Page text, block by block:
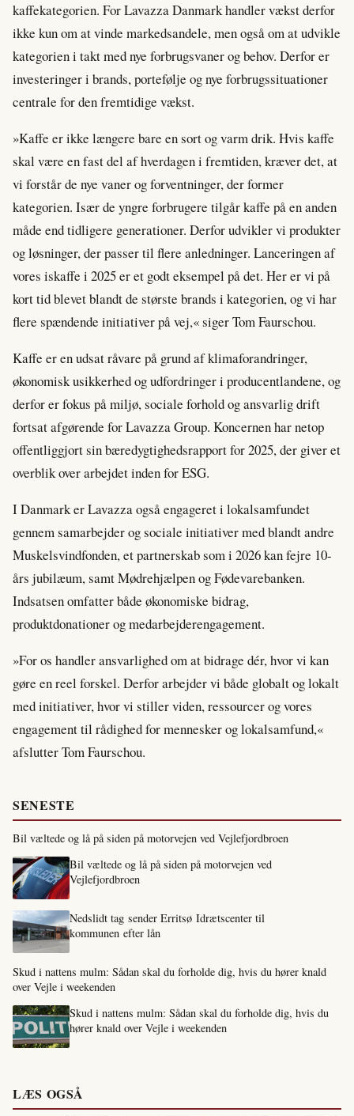
kaffekategorien. For Lavazza Danmark handler vækst derfor
ikke kun om at vinde markedsandele, men også om at udvikle
kategorien i takt med nye forbrugsvaner og behov. Derfor er
investeringer i brands, portefølje og nye forbrugssituationer
centrale for den fremtidige vækst.
»Kaffe er ikke længere bare en sort og varm drik. Hvis kaffe
skal være en fast del af hverdagen i fremtiden, kræver det, at
vi forstår de nye vaner og forventninger, der former
kategorien. Især de yngre forbrugere tilgår kaffe på en anden
måde end tidligere generationer. Derfor udvikler vi produkter
og løsninger, der passer til flere anledninger. Lanceringen af
vores iskaffe i 2025 er et godt eksempel på det. Her er vi på
kort tid blevet blandt de største brands i kategorien, og vi har
flere spændende initiativer på vej,« siger Tom Faurschou.
Kaffe er en udsat råvare på grund af klimaforandringer,
økonomisk usikkerhed og udfordringer i producentlandene, og
derfor er fokus på miljø, sociale forhold og ansvarlig drift
fortsat afgørende for Lavazza Group. Koncernen har netop
offentliggjort sin bæredygtighedsrapport for 2025, der giver et
overblik over arbejdet inden for ESG.
I Danmark er Lavazza også engageret i lokalsamfundet
gennem samarbejder og sociale initiativer med blandt andre
Muskelsvindfonden, et partnerskab som i 2026 kan fejre 10-
års jubilæum, samt Mødrehjælpen og Fødevarebanken.
Indsatsen omfatter både økonomiske bidrag,
produktdonationer og medarbejderengagement.
»For os handler ansvarlighed om at bidrage dér, hvor vi kan
gøre en reel forskel. Derfor arbejder vi både globalt og lokalt
med initiativer, hvor vi stiller viden, ressourcer og vores
engagement til rådighed for mennesker og lokalsamfund,«
afslutter Tom Faurschou.
SENESTE
Bil væltede og lå på siden på motorvejen ved Vejlefjordbroen
Bil væltede og lå på siden på motorvejen ved
Vejlefjordbroen
Nedslidt tag sender Erritsø Idrætscenter til
kommunen efter lån
Skud i nattens mulm: Sådan skal du forholde dig, hvis du hører knald
over Vejle i weekenden
Skud i nattens mulm: Sådan skal du forholde dig, hvis du
hører knald over Vejle i weekenden
LÆS OGSÅ